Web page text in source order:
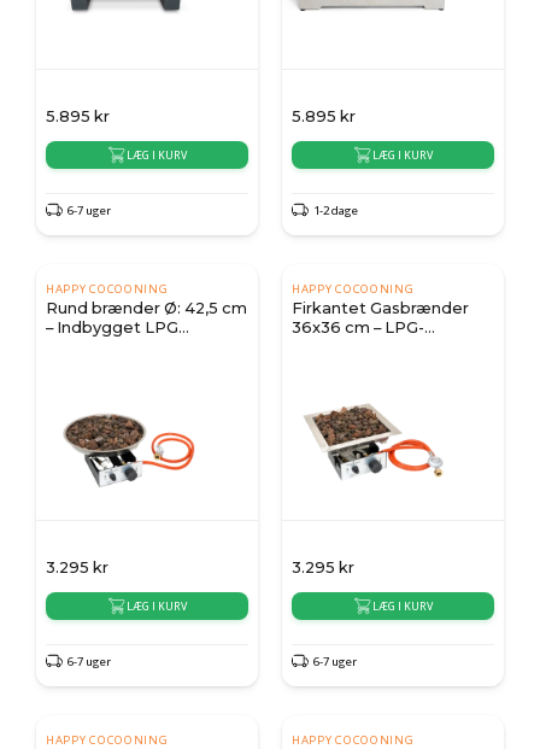
5.895 kr
LÆG I KURV
6-7 uger
5.895 kr
LÆG I KURV
1-2 dage
HAPPY COCOONING
Rund brænder Ø: 42,5 cm
– Indbygget LPG
3.295 kr
LÆG I KURV
6-7 uger
HAPPY COCOONING
Firkantet Gasbrænder
36x36 cm – LPG-
3.295 kr
LÆG I KURV
6-7 uger
HAPPY COCOONING HAPPY COCOONING